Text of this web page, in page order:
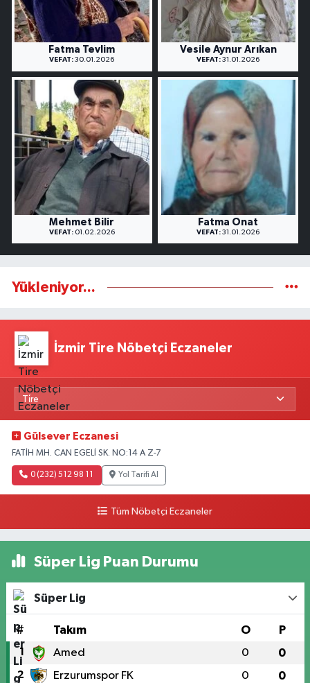
Fatma Tevlim
VEFAT: 30.01.2026
Vesile Aynur Arıkan
VEFAT: 31.01.2026
Mehmet Bilir
VEFAT:01.02.2026
Fatma Onat
VEFAT: 31.01.2026
Yükleniyor...
İzmir Tire Nöbetçi Eczaneler
Gülsever Eczanesi
FATİH MH. CAN EGELİ SK. NO:14 A Z-7
0 (232) 512 98 11 Yol Tarifi Al
Tüm Nöbetçi Eczaneler
Süper Lig Puan Durumu
Süper Lig
# Takım O P
1 Amed 0 0
2 Erzurumspor FK 0 0